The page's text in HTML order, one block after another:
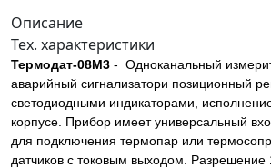
Описание
Тех. характеристики
Термодат-08М3 - Одноканальный
аварийный сигнализатори позиционный
светодиодными индикаторами,
корпусе. Прибор имеет универсальный
для подключения термопар или
датчиков с токовым выходом. Разрешение